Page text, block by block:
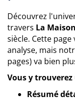
Découvrez
travers La
siècle. Cette
analyse, mais
pages) va bien
Vous y
Résumé